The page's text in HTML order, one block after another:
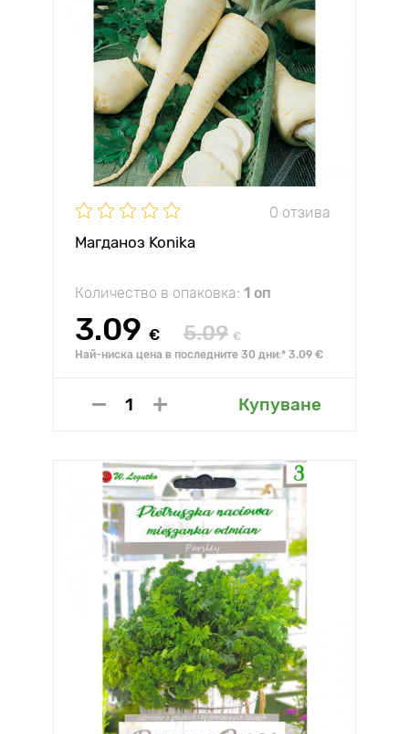
0 отзива
Магданоз Konika
Количество в опаковка: 1 оп
3.09 € 5.09 €
Най-ниска цена в последните 30 дни:* 3.09 €
Купуване